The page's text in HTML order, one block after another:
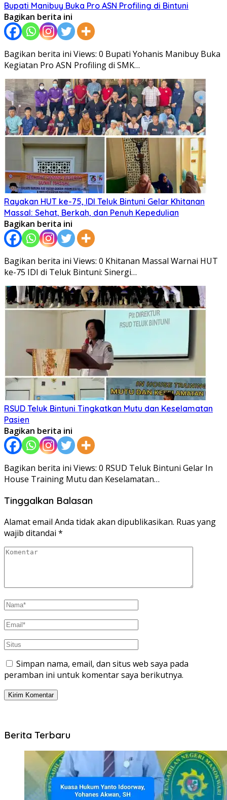
Bupati Manibuy Buka Pro ASN Profiling di Bintuni
Bagikan berita ini
Bagikan berita ini Views: 0 Bupati Yohanis Manibuy Buka
Kegiatan Pro ASN Profiling di SMK…
Rayakan HUT ke-75, IDI Teluk Bintuni Gelar Khitanan
Massal: Sehat, Berkah, dan Penuh Kepedulian
Bagikan berita ini
Bagikan berita ini Views: 0 Khitanan Massal Warnai HUT
ke-75 IDI di Teluk Bintuni: Sinergi…
RSUD Teluk Bintuni Tingkatkan Mutu dan Keselamatan
Pasien
Bagikan berita ini
Bagikan berita ini Views: 0 RSUD Teluk Bintuni Gelar In
House Training Mutu dan Keselamatan…
Tinggalkan Balasan
Alamat email Anda tidak akan dipublikasikan. Ruas yang
wajib ditandai *
Simpan nama, email, dan situs web saya pada
peramban ini untuk komentar saya berikutnya.
Berita Terbaru